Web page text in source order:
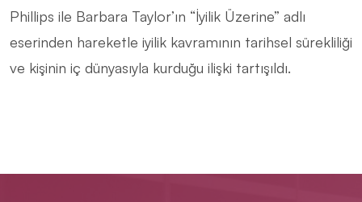
Phillips ile Barbara Taylor’ın “İyilik Üzerine” adlı
eserinden hareketle iyilik kavramının tarihsel sürekliliği
ve kişinin iç dünyasıyla kurduğu ilişki tartışıldı.